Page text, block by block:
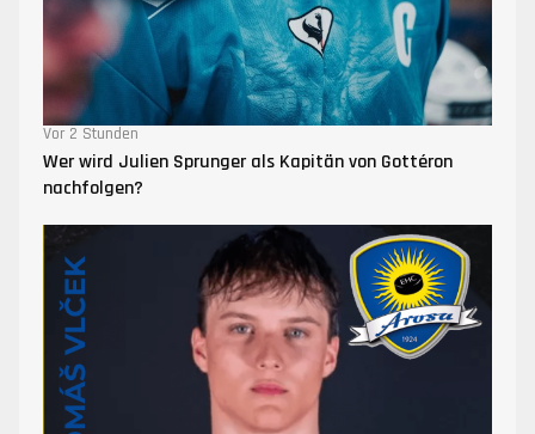
Vor 2 Stunden
Wer wird Julien Sprunger als Kapitän von Gottéron
nachfolgen?